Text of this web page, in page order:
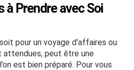
à Prendre avec Soi
pour un voyage d’affaires ou
attendues, peut être une
est bien préparé. Pour vous